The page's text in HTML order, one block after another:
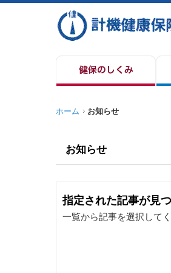
ホーム お知らせ
お知らせ
指定された記事が見
一覧から記事を選択してく